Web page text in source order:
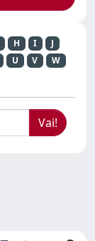
H I
J
U V
W